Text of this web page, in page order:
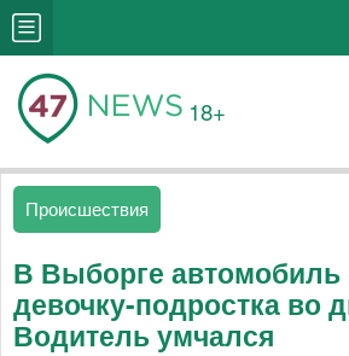
18+
Происшествия
В Выборге автомобиль
девочку-подростка во
Водитель умчался